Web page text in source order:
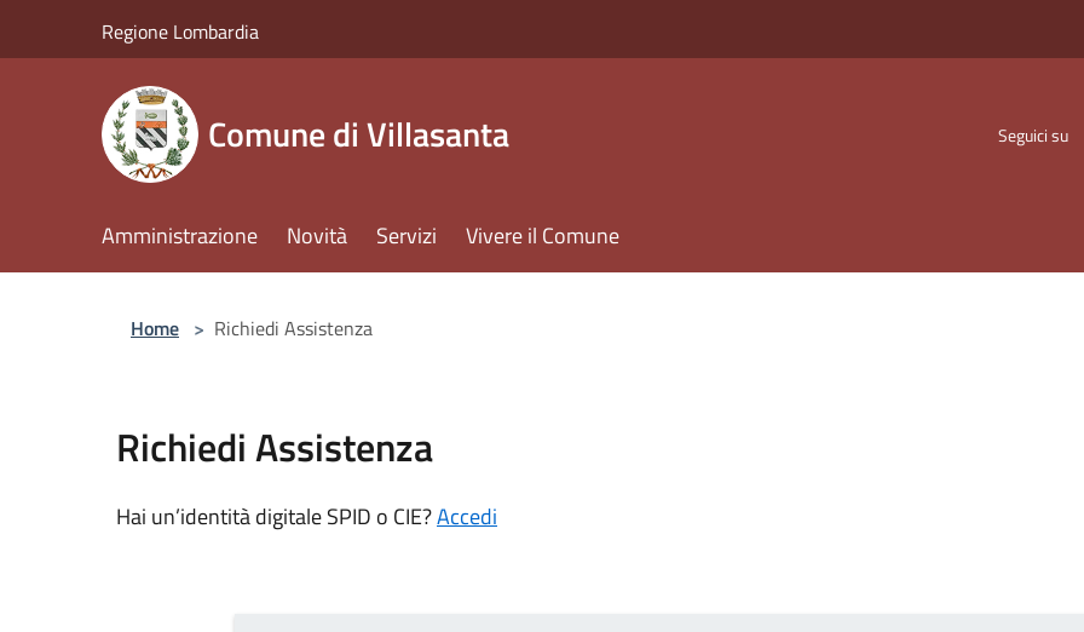
Regione Lombardia
Comune di Villasanta Seguici su
Amministrazione Novità Servizi Vivere il Comune
Home > Richiedi Assistenza
Richiedi Assistenza
Hai un’identità digitale SPID o CIE?Accedi